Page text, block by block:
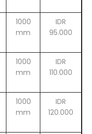
1000
mm
IDR
95.000
1000
mm
IDR
110.000
1000
mm
IDR
120.000